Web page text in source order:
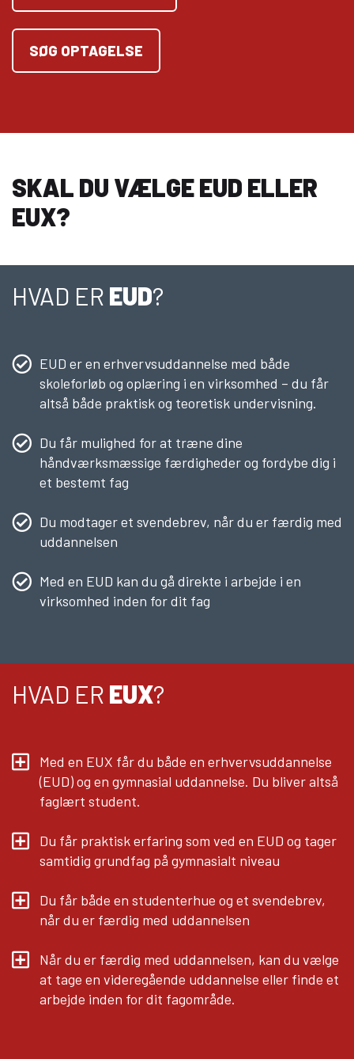
SØG OPTAGELSE
SKAL DU VÆLGE EUD ELLER
EUX?
HVAD ER EUD?
EUD er en erhvervsuddannelse med både
skoleforløb og oplæring i en virksomhed – du får
altså både praktisk og teoretisk undervisning.
Du får mulighed for at træne dine
håndværksmæssige færdigheder og fordybe dig i
et bestemt fag
Du modtager et svendebrev, når du er færdig med
uddannelsen
Med en EUD kan du gå direkte i arbejde i en
virksomhed inden for dit fag
HVAD ER EUX?
Med en EUX får du både en erhvervsuddannelse
(EUD) og en gymnasial uddannelse. Du bliver altså
faglært student.
Du får praktisk erfaring som ved en EUD og tager
samtidig grundfag på gymnasialt niveau
Du får både en studenterhue og et svendebrev,
når du er færdig med uddannelsen
Når du er færdig med uddannelsen, kan du vælge
at tage en videregående uddannelse eller finde et
arbejde inden for dit fagområde.